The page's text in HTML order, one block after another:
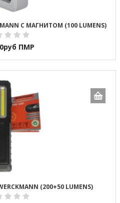
С МАГНИТОМ (100 LUMENS)
руб ПМР
(200+50 LUMENS)